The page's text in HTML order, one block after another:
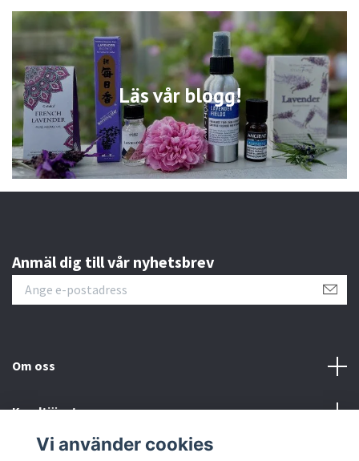
Läs vår blogg!
Anmäl dig till vår nyhetsbrev
Om oss
Kundtjänst
Vi använder cookies